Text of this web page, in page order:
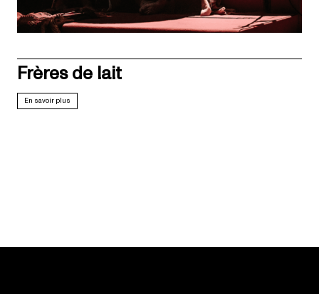
Frères de lait
En savoir plus